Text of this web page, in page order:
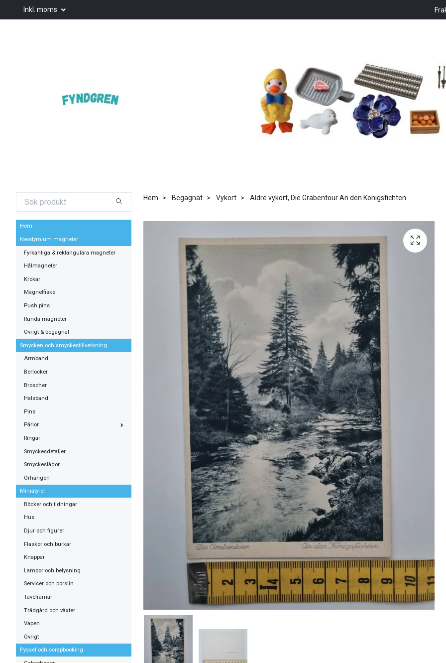
Inkl. moms
Hem
Neodymium magneter
Fyrkantiga & rektangulära magneter
Hålmagneter
Krokar
Magnetfiske
Push pins
Runda magneter
Övrigt & begagnat
Smycken och smyckestillverkning
Armband
Berlocker
Broscher
Halsband
Pins
Pärlor
Ringar
Smyckesdetaljer
Smyckeslådor
Örhängen
Miniatyrer
Böcker och tidningar
Hus
Djur och figurer
Flaskor och burkar
Knappar
Lampor och belysning
Servicer och porslin
Tavelramar
Trädgård och växter
Vapen
Övrigt
Pyssel och scrapbooking
Hem Begagnat Vykort Äldre vykort, Die Grabentour An den Königsfichten